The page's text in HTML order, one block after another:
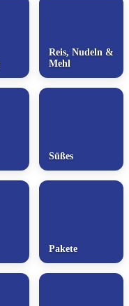
Reis, Nudeln &
Mehl
Süßes
Pakete